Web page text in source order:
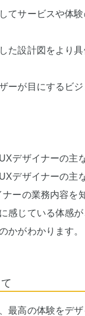
てサービスや体
た設計図をより
ーが目にするビ
デザイナーの主
デザイナーの主
ーの業務内容を
感じている体感
かがわかります。
最高の体験をデ